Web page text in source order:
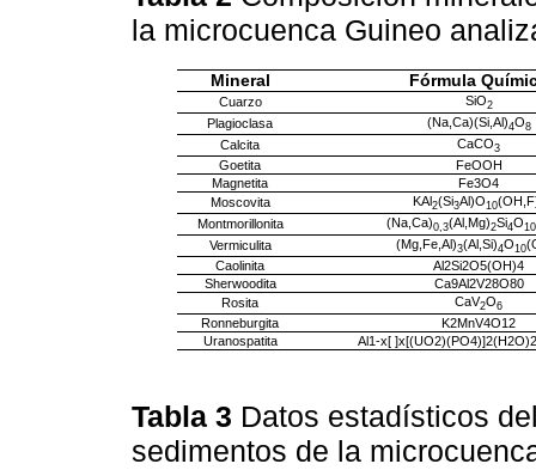
la microcuenca Guineo
Mineral Fórmula
Cuarzo SiO2
Plagioclasa (Na,Ca)(Si,Al)4O8
Calcita CaCO3
Goetita
FeOOH
Magnetita
Fe3O4
Moscovita
KAl2(Si3Al)O10
Montmorillonita
(Na,Ca)0,3(Al,Mg)2Si4O10
Vermiculita
(Mg,Fe,Al)3(Al,Si)4O10
Caolinita
Al2Si2O5(OH)4
Sherwoodita
Ca9Al2V28O80
Rosita
CaV2O6
Ronneburgita
K2MnV4O12
Uranospatita
Al1-x[
Tabla 3 Datos estadísticos
sedimentos de la